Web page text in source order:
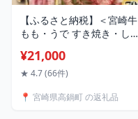
【ふるさと納税】＜宮崎牛
もも・うで すき焼き・しゃ
＞ ※入金確認後、翌月末迄
に順次出荷します。 牛肉
キ モモ ウデ 特産品 宮崎県
¥21,000
★ 4.7 (66件)
📍 宮崎県高鍋町 の返礼品